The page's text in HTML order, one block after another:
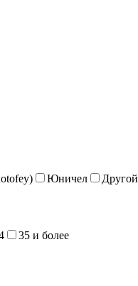
Юничел Другой
35 и более